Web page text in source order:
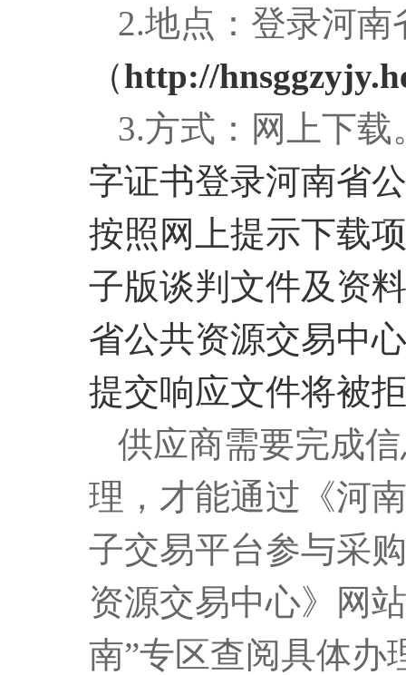
2.地点：登录河
（http://
3.方式：网上下载
字证书登录河南省
按照网上提示下载
子版谈判文件及资
省公共资源交易中
提交响应文件将被
供应商需要完成
理，才能通过《河
子交易平台参与采
资源交易中心》网
南”专区查阅具体办